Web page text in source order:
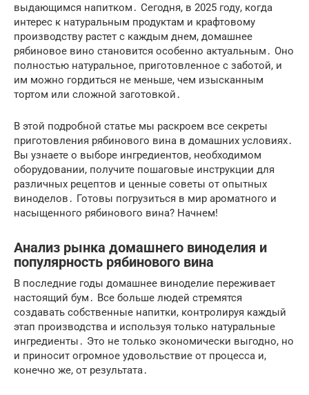
выдающимся напитком․ Сегодня, в 2025 году, когда
интерес к натуральным продуктам и крафтовому
производству растет с каждым днем, домашнее
рябиновое вино становится особенно актуальным․ Оно
полностью натуральное, приготовленное с заботой, и
им можно гордиться не меньше, чем изысканным
тортом или сложной заготовкой․
В этой подробной статье мы раскроем все секреты
приготовления рябинового вина в домашних условиях․
Вы узнаете о выборе ингредиентов, необходимом
оборудовании, получите пошаговые инструкции для
различных рецептов и ценные советы от опытных
виноделов․ Готовы погрузиться в мир ароматного и
насыщенного рябинового вина? Начнем!
Анализ рынка домашнего виноделия и
популярность рябинового вина
В последние годы домашнее виноделие переживает
настоящий бум․ Все больше людей стремятся
создавать собственные напитки, контролируя каждый
этап производства и используя только натуральные
ингредиенты․ Это не только экономически выгодно, но
и приносит огромное удовольствие от процесса и,
конечно же, от результата․